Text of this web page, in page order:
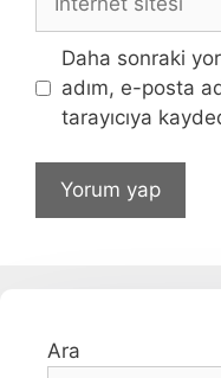
sitesi
Daha sonraki
adım, e-posta
tarayıcıya
Ara